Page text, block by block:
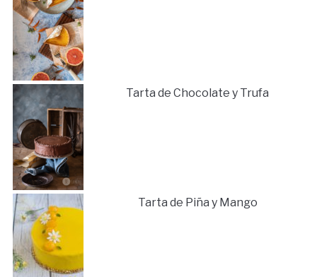
Tarta de Chocolate y Trufa
Tarta de Piña y Mango